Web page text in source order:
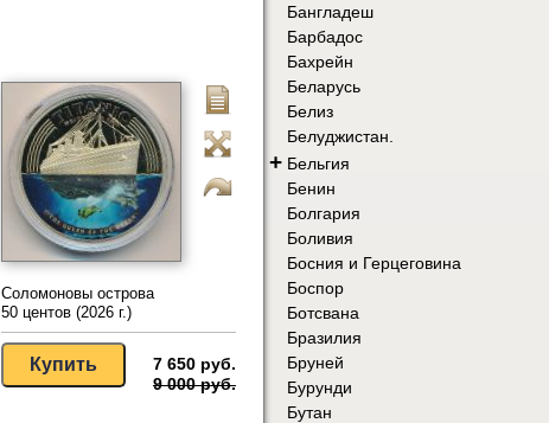
Соломоновы острова
50 центов (2026 г.)
7 650 руб.
9 000 руб.
Бангладеш
Барбадос
Бахрейн
Беларусь
Белиз
Белуджистан.
+ Бельгия
Бенин
Болгария
Боливия
Босния и Герцеговина
Боспор
Ботсвана
Бразилия
Бруней
Бурунди
Бутан